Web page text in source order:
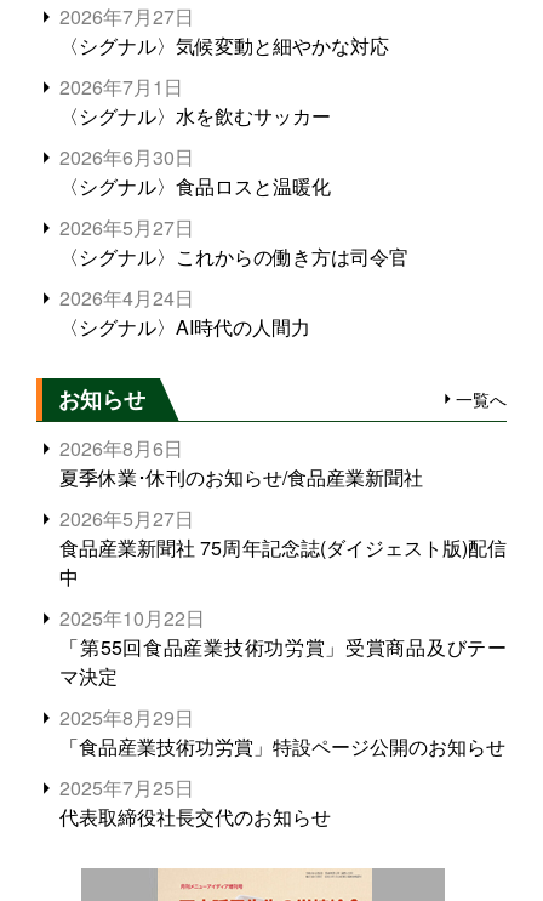
2026年7月27日
〈シグナル〉気候変動と細やかな対応
2026年7月1日
〈シグナル〉水を飲むサッカー
2026年6月30日
〈シグナル〉食品ロスと温暖化
2026年5月27日
〈シグナル〉これからの働き方は司令官
2026年4月24日
〈シグナル〉AI時代の人間力
お知らせ 一覧へ
2026年8月6日
夏季休業･休刊のお知らせ/食品産業新聞社
2026年5月27日
食品産業新聞社 75周年記念誌(ダイジェスト版)配信
中
2025年10月22日
「第55回食品産業技術功労賞」受賞商品及びテー
マ決定
2025年8月29日
「食品産業技術功労賞」特設ページ公開のお知らせ
2025年7月25日
代表取締役社長交代のお知らせ